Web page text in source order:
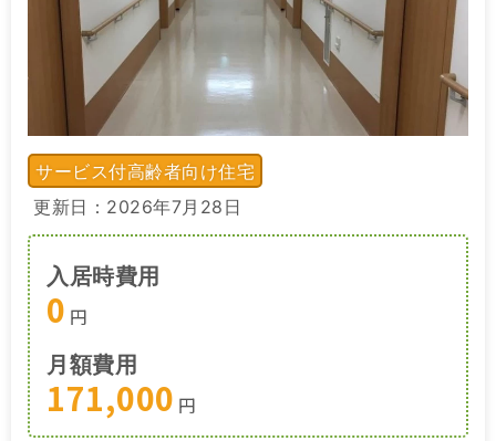
サービス付高齢者向け住宅
更新日：2026年7月28日
入居時費用
0 円
月額費用
171,000 円